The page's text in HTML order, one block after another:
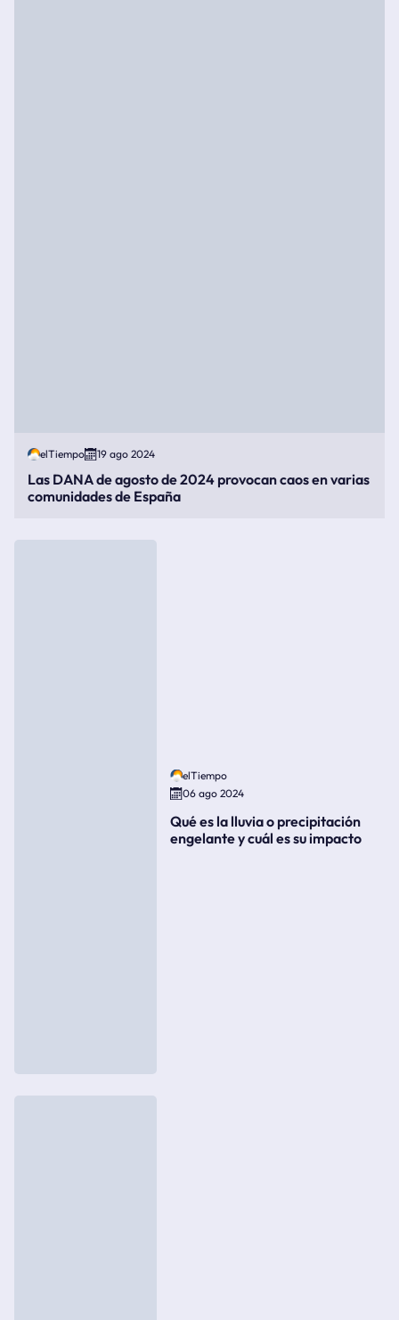
elTiempo 19 ago 2024
Las DANA de agosto de 2024 provocan caos en varias
comunidades de España
elTiempo
06 ago 2024
Qué es la lluvia o precipitación
engelante y cuál es su impacto